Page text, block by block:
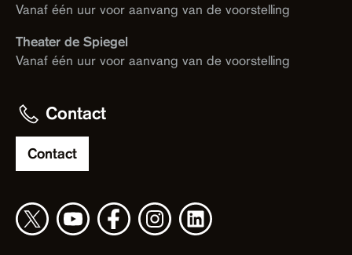
Vanaf één uur voor aanvang van de voorstelling
Theater de Spiegel
Vanaf één uur voor aanvang van de voorstelling
Contact
Contact